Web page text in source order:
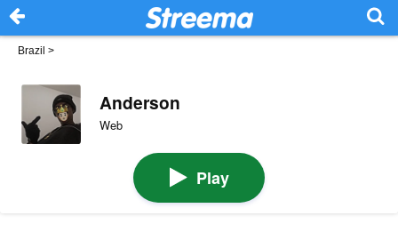
Brazil >
Anderson
Web
Play